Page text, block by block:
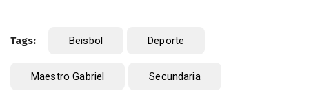
Tags: Beisbol Deporte
Maestro Gabriel Secundaria